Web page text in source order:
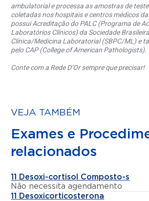
ambulatorial e processa as amostras de
coletadas nos hospitais e centros médicos da
possui Acreditação do PALC (Programa de
Laboratórios Clínicos) da Sociedade
Clínica/Medicina Laboratorial (SBPC/ML) e
pelo CAP (College of American Pathologists).
Conte com a Rede D’Or sempre que precisar!
VEJA TAMBÉM
Exames e
relacionados
11 Desoxi-cortisol Composto-s
Não necessita agendamento
11 Desoxicorticosterona